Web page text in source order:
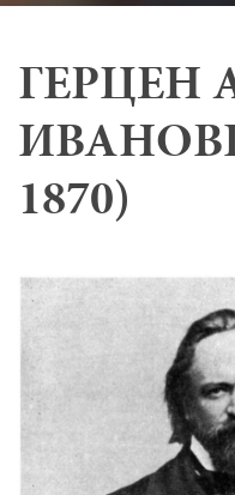
ГЕРЦЕН
1870)